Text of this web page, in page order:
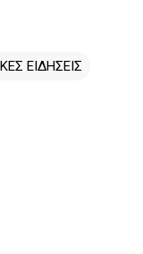
ΕΙΔΗΣΕΙΣ